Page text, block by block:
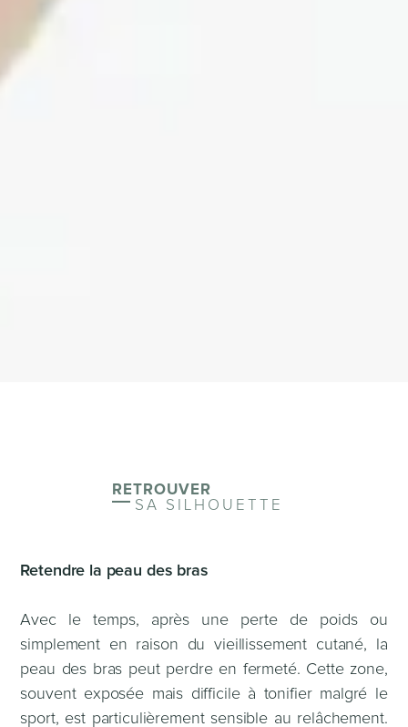
RETROUVER
SA SILHOUETTE
Retendre la peau des bras
Avec le temps, après une perte de poids ou
simplement en raison du vieillissement cutané, la
peau des bras peut perdre en fermeté. Cette zone,
souvent exposée mais difficile à tonifier malgré le
sport, est particulièrement sensible au relâchement.